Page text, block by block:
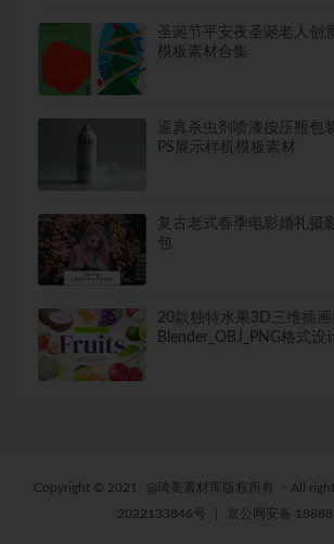
圣诞节平安夜圣诞老人创
模板素材合集
逼真杀虫剂喷漆按压瓶包
PS展示样机模板素材
复古老式春季电影婚礼摄
包
20款独特水果3D三维插
Blender_OBJ_PNG格式设
Copyright © 2021 @琦美素材库版权所有 - All
2022133846号
京公网安备